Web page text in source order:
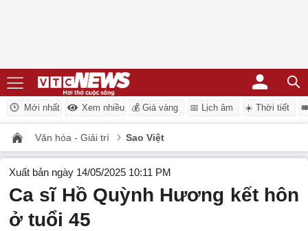
Mới nhất Xem nhiều 💰 Giá vàng 📅 Lịch âm ☀️ Thời tiết
Văn hóa - Giải trí Sao Việt
Xuất bản ngày 14/05/2025 10:11 PM
Ca sĩ Hồ Quỳnh Hương kết hôn
ở tuổi 45